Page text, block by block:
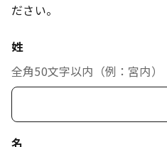
ださい。
姓
全角50文字以内（例：宮内）
名